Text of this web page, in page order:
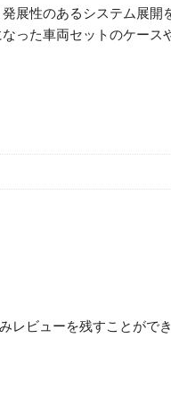
展性のあるシステム展開
った車両セットのケース
レビューを残すことができ